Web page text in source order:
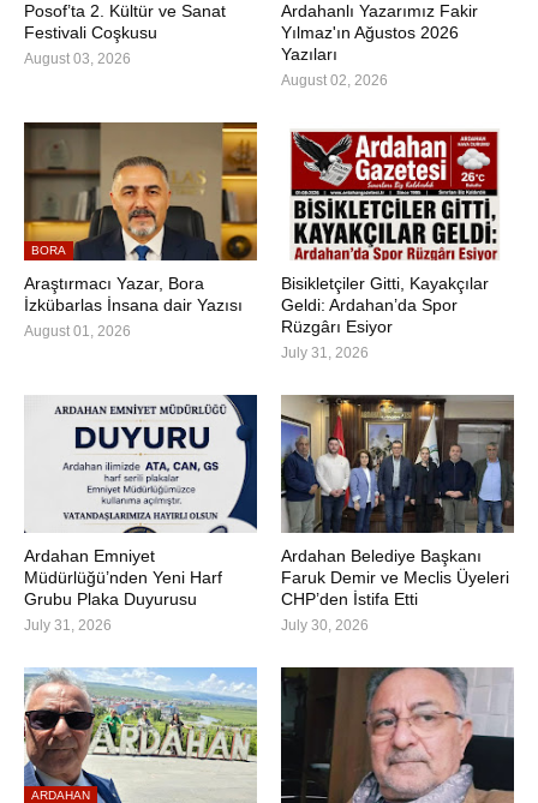
Posof’ta 2. Kültür ve Sanat
Festivali Coşkusu
August 03, 2026
Ardahanlı Yazarımız Fakir
Yılmaz'ın Ağustos 2026
Yazıları
August 02, 2026
BORA
Araştırmacı Yazar, Bora
İzkübarlas İnsana dair Yazısı
August 01, 2026
Bisikletçiler Gitti, Kayakçılar
Geldi: Ardahan’da Spor
Rüzgârı Esiyor
July 31, 2026
Ardahan Emniyet
Müdürlüğü’nden Yeni Harf
Grubu Plaka Duyurusu
July 31, 2026
Ardahan Belediye Başkanı
Faruk Demir ve Meclis Üyeleri
CHP’den İstifa Etti
July 30, 2026
ARDAHAN